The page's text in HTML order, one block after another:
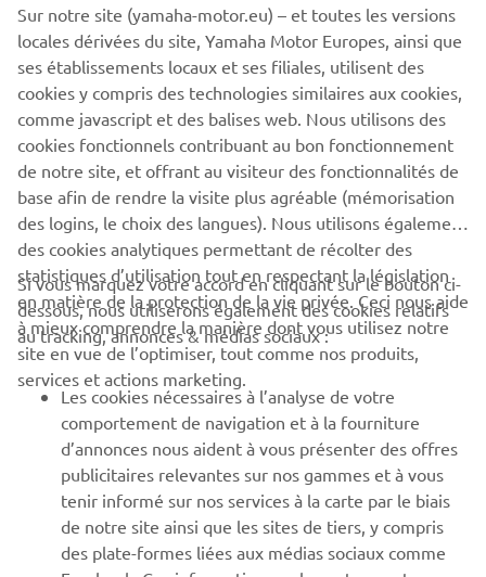
PLUS YAMAHA
SUPPORT
NEWSLETTER
Découvrez en exclusivité les dernières offres, les événements
spéciaux, les nouveautés et bien plus encore
S'ABONNER
Lisez notre politique de confidentialité pour savoir comment
nous traitons vos données personnelles :Politique de
Confidentialité
Belgium (French)
Sur notre site (yamaha-motor.eu) – et toutes les versions
locales dérivées du site, Yamaha Motor Europes, ainsi que
ses établissements locaux et ses filiales, utilisent des
cookies y compris des technologies similaires aux cookies,
comme javascript et des balises web. Nous utilisons des
cookies fonctionnels contribuant au bon fonctionnement
de notre site, et offrant au visiteur des fonctionnalités de
base afin de rendre la visite plus agréable (mémorisation
des logins, le choix des langues). Nous utilisons également
des cookies analytiques permettant de récolter des
statistiques d’utilisation tout en respectant la législation
en matière de la protection de la vie privée. Ceci nous aide
à mieux comprendre la manière dont vous utilisez notre
site en vue de l’optimiser, tout comme nos produits,
services et actions marketing.
Si vous marquez votre accord en cliquant sur le bouton ci-
dessous, nous utiliserons également des cookies relatifs
au tracking, annonces & médias sociaux :
Les cookies nécessaires à l’analyse de votre
comportement de navigation et à la fourniture
d’annonces nous aident à vous présenter des offres
publicitaires relevantes sur nos gammes et à vous
tenir informé sur nos services à la carte par le biais
de notre site ainsi que les sites de tiers, y compris
des plate-formes liées aux médias sociaux comme